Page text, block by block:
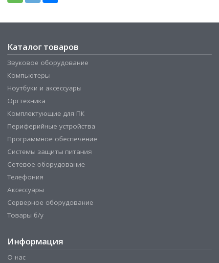
Каталог товаров
Звуковое оборудование
Компьютеры
Ноутбуки и аксессуары
Оргтехника
Комплектующие для ПК
Периферийные устройства
Программное обеспечение
Системы защиты питания
Сетевое оборудование
Телефония
Аксессуары
Серверное оборудование
Товары б/у
Информация
О нас